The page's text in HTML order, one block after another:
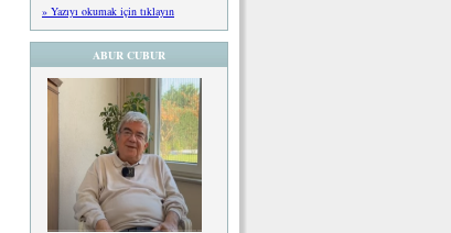
» Yazıyı okumak için tıklayın
ABUR CUBUR